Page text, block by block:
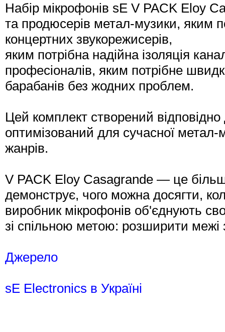
Набір мікрофонів sE V PACK Eloy
та продюсерів метал-музики, яким
концертних звукорежисерів,
яким потрібна надійна ізоляція
професіоналів, яким потрібне
барабанів без жодних проблем.
Цей комплект створений
оптимізований для сучасної метал-
жанрів.
V PACK Eloy Casagrande — це
демонструє, чого можна досягти,
виробник мікрофонів об'єднують
зі спільною метою: розширити межі
Джерело
sE Electronics в Україні